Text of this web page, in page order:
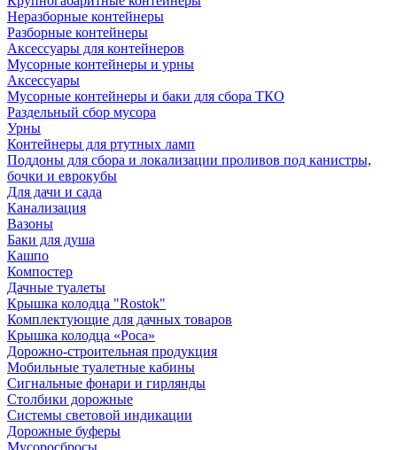
Неразборные контейнеры
Разборные контейнеры
Аксессуары для контейнеров
Мусорные контейнеры и урны
Аксессуары
Мусорные контейнеры и баки для сбора ТКО
Раздельный сбор мусора
Урны
Контейнеры для ртутных ламп
Поддоны для сбора и локализации проливов под канистры,
бочки и еврокубы
Для дачи и сада
Канализация
Вазоны
Баки для душа
Кашпо
Компостер
Дачные туалеты
Крышка колодца "Rostok"
Комплектующие для дачных товаров
Крышка колодца «Роса»
Дорожно-строительная продукция
Мобильные туалетные кабины
Сигнальные фонари и гирлянды
Столбики дорожные
Системы световой индикации
Дорожные буферы
Мусоросбросы